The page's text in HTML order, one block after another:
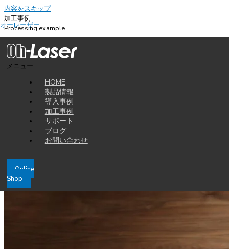
内容をスキップ
オーレーザー
メニュー
HOME
製品情報
導入事例
加工事例
サポート
ブログ
お問い合わせ
Online
Shop
加工事例
Processing example
2015-04-15
レーザー加工機でMDFを加工してミニチュア蓄音機をつくりま
す
様々な電化製品が溢れている今、モノづくりの原点に立ち返り昔懐かしい
蓄音機を再現しました。しかし、ミニチュアのオブジェですので、音は出